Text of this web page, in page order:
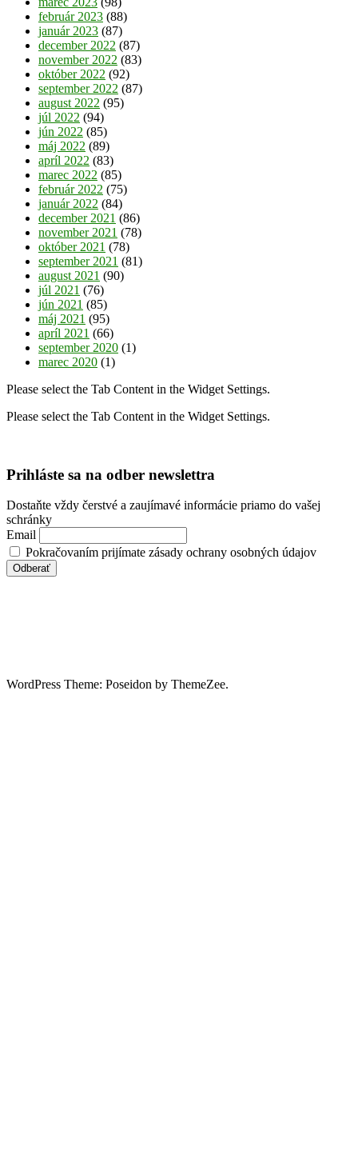
február 2023 (88)
január 2023 (87)
december 2022 (87)
november 2022 (83)
október 2022 (92)
september 2022 (87)
august 2022 (95)
júl 2022 (94)
jún 2022 (85)
máj 2022 (89)
apríl 2022 (83)
marec 2022 (85)
február 2022 (75)
január 2022 (84)
december 2021 (86)
november 2021 (78)
október 2021 (78)
september 2021 (81)
august 2021 (90)
júl 2021 (76)
jún 2021 (85)
máj 2021 (95)
apríl 2021 (66)
september 2020 (1)
marec 2020 (1)
Please select the Tab Content in the Widget Settings.
Please select the Tab Content in the Widget Settings.
Prihláste sa na odber newslettra
Dostaňte vždy čerstvé a zaujímavé informácie priamo do vašej
schránky
Email
Pokračovaním prijímate zásady ochrany osobných údajov
WordPress Theme: Poseidon by ThemeZee.